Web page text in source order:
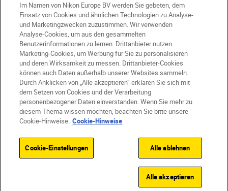
AT Nikon Sites
Kontaktieren Sie uns
Datenschutzhinweis
Nutzungsbedingungen
Geschäftsbedingungen des Nikon Stores
Cookie-Hinweise
Barrierefreiheit
Cookie-Einstellungen
© 2026 Nikon
SKIP
Im Namen von Nikon Europe BV werden Sie gebeten, dem
Einsatz von Cookies und ähnlichen Technologien zu Analyse-
und Marketingzwecken zuzustimmen. Wir verwenden
Analyse-Cookies, um aus den gesammelten
Benutzerinformationen zu lernen. Drittanbieter nutzen
Marketing-Cookies, um Werbung für Sie zu personalisieren
und deren Wirksamkeit zu messen. Drittanbieter-Cookies
können auch Daten außerhalb unserer Websites sammeln.
Durch Anklicken von „Alle akzeptieren“ erklären Sie sich mit
dem Setzen von Cookies und der Verarbeitung
personenbezogener Daten einverstanden. Wenn Sie mehr zu
diesem Thema wissen möchten, beachten Sie bitte unsere
Cookie-Hinweise. Cookie-Hinweise
Cookie-Einstellungen Alle ablehnen
Alle akzeptieren